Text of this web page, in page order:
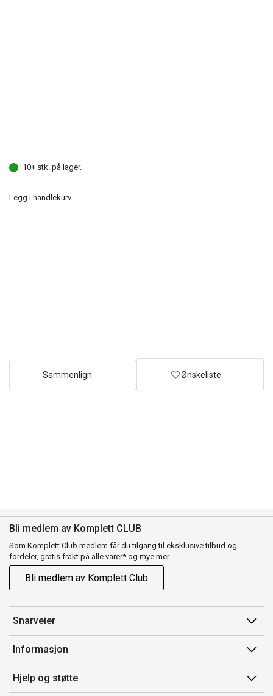
10+ stk. på lager.
Legg i handlekurv
Sammenlign Ønskeliste
Bli medlem av Komplett CLUB
Som Komplett Club medlem får du tilgang til eksklusive tilbud og
fordeler, gratis frakt på alle varer* og mye mer.
Bli medlem av Komplett Club
Snarveier
Min side
Ordreoversikt
Flex
Informasjon
Salgsbetingelser
Medlemsvilkår for Komplett Club
Hjelp og støtte